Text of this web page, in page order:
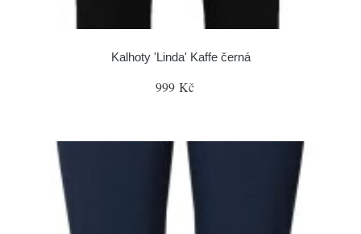
Kalhoty 'Linda' Kaffe černá
999 Kč